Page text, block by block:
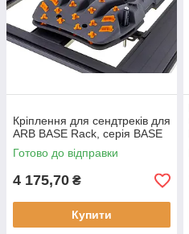
Кріплення для сендтреків для
ARB BASE Rack, серія BASE
Готово до відправки
4 175,70 ₴
Купити